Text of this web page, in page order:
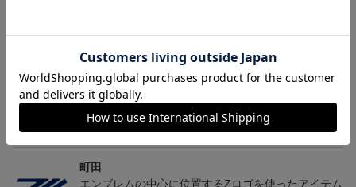
町田
2026/27ユニフォームはこちら
町田
エンブレムの中心に位置するZロゴを使ったアイテム